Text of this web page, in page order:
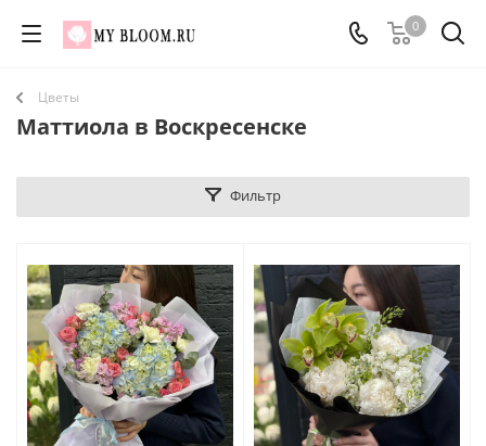
0
Цветы
Маттиола в Воскресенске
Фильтр